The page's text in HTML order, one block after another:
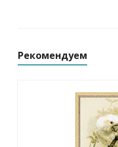
Рекомендуем